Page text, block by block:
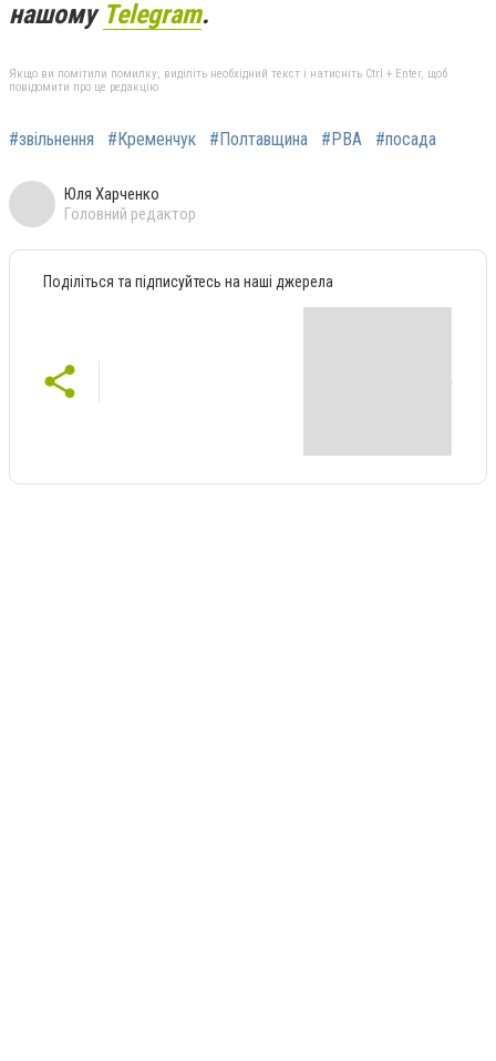
нашому Telegram.
Якщо ви помітили помилку, виділіть необхідний текст і натисніть Ctrl + Enter, щоб
повідомити про це редакцію
#звільнення #Кременчук #Полтавщина #РВА #посада
Юля Харченко
Головний редактор
Поділіться та підписуйтесь на наші джерела